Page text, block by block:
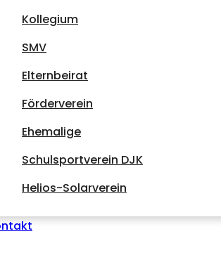
Kollegium
SMV
Elternbeirat
Förderverein
Ehemalige
Schulsportverein DJK
Helios-Solarverein